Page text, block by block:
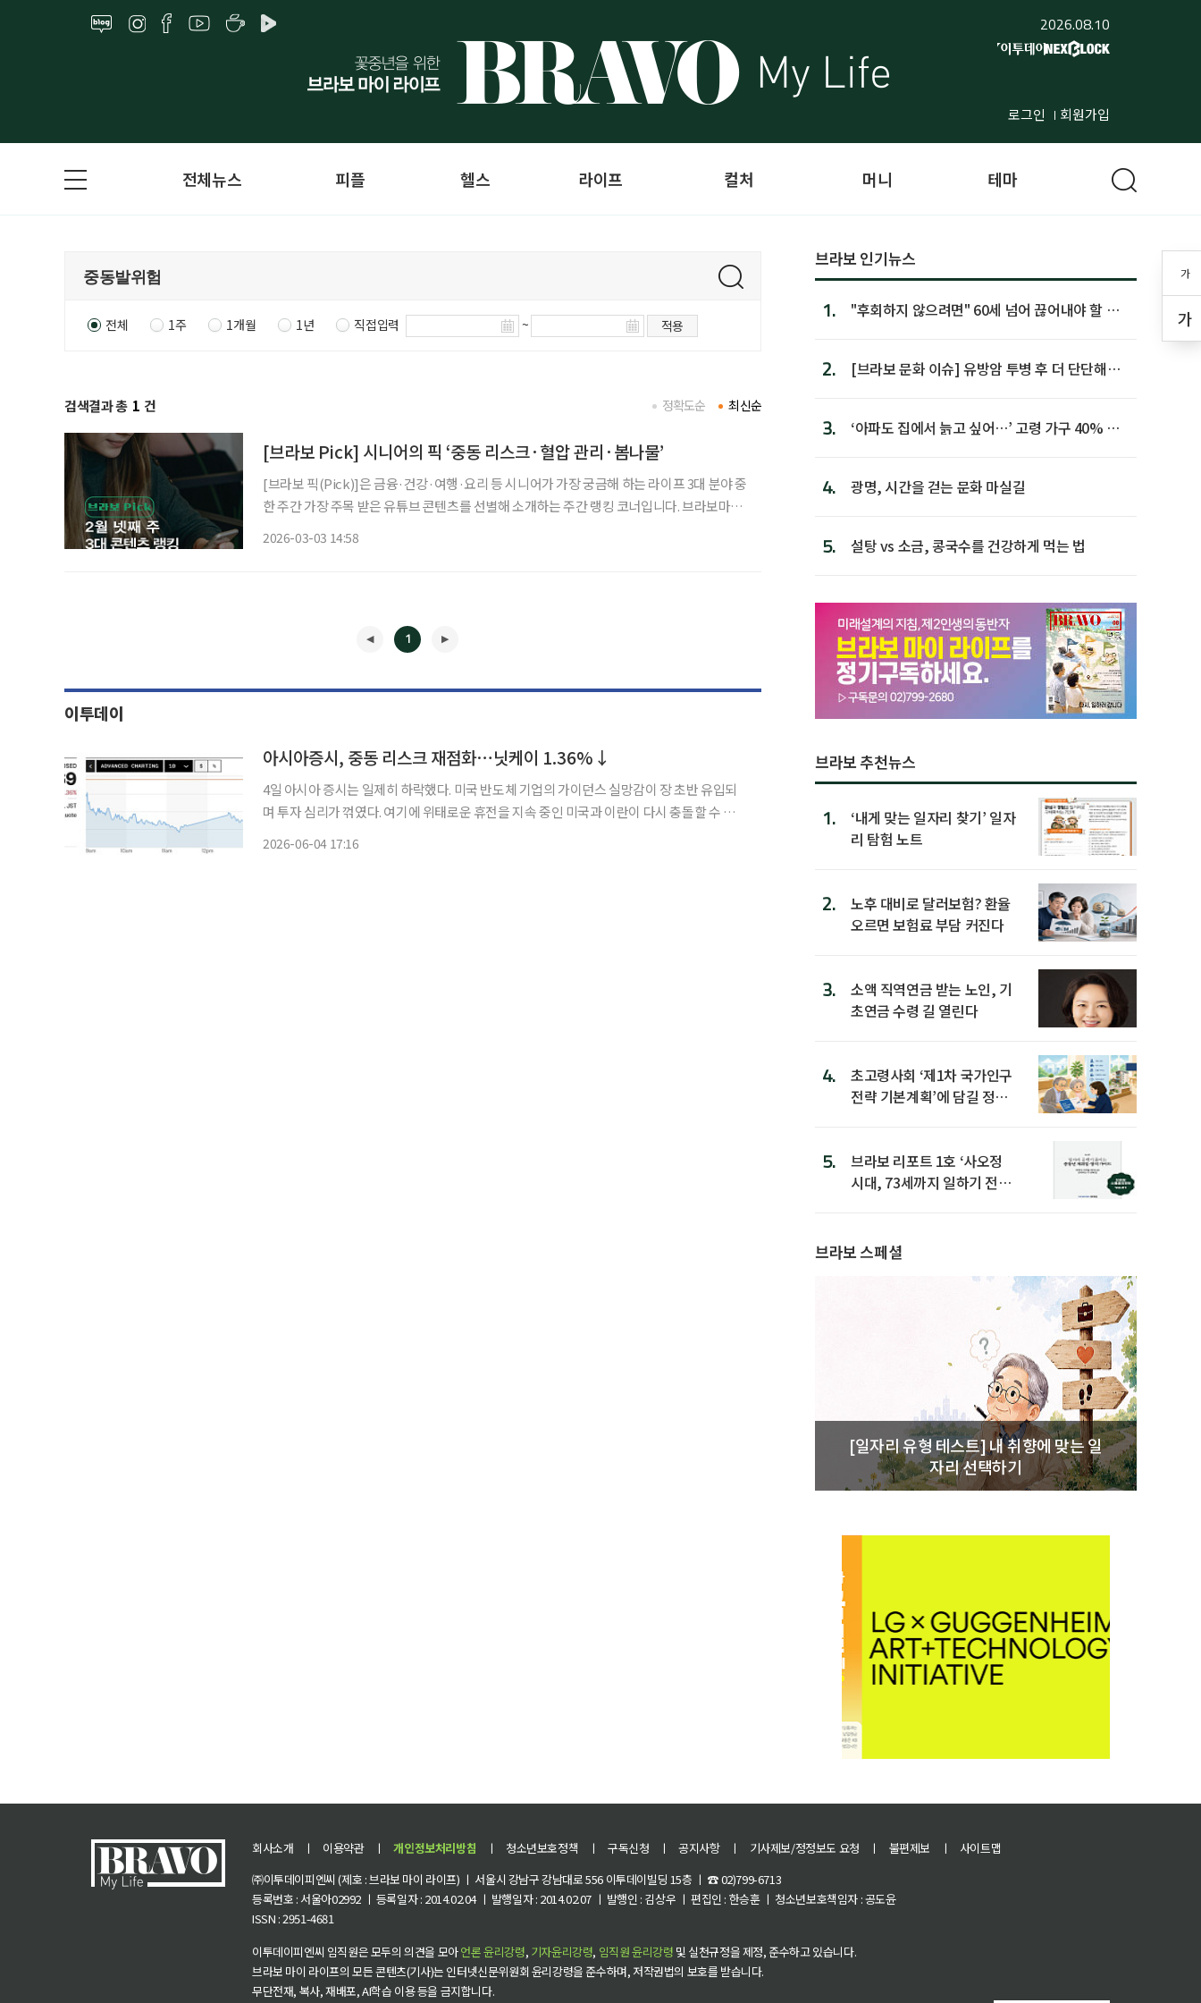
2026.08.10
로그인 회원가입
가
가
전체뉴스 피플 헬스 라이프 컬처 머니 테마
전체 1주 1개월 1년 직접입력 ~ 적용
검색결과 총 1 건 최신순
정확도순
[브라보 Pick] 시니어의 픽 ‘중동 리스크·혈압 관리·봄나물’
[브라보 픽(Pick)]은 금융·건강·여행·요리 등 시니어가 가장 궁금해 하는 라이프 3대 분야 중
한 주간 가장 주목 받은 유튜브 콘텐츠를 선별해 소개하는 주간 랭킹 코너입니다. 브라보마이
2026-03-03 14:58
1
이투데이
아시아증시, 중동 리스크 재점화⋯닛케이 1.36%↓
4일 아시아 증시는 일제히 하락했다. 미국 반도체 기업의 가이던스 실망감이 장 초반 유입되
며 투자 심리가 꺾였다. 여기에 위태로운 휴전을 지속 중인 미국과 이란이 다시 충돌할 수 있다
2026-06-04 17:16
브라보 인기뉴스
1.
"후회하지 않으려면" 60세 넘어 끊어내야 할 사
2.
[브라보 문화 이슈] 유방암 투병 후 더 단단해진
3.
‘아파도 집에서 늙고 싶어…’ 고령 가구 40% 노
4. 광명, 시간을 걷는 문화 마실길
5. 설탕 vs 소금, 콩국수를 건강하게 먹는 법
브라보 추천뉴스
1.
‘내게 맞는 일자리 찾기’ 일자
리 탐험 노트
2.
노후 대비로 달러보험? 환율
오르면 보험료 부담 커진다
3.
소액 직역연금 받는 노인, 기
초연금 수령 길 열린다
4.
초고령사회 ‘제1차 국가인구
전략 기본계획’에 담길 정책
5.
브라보 리포트 1호 ‘사오정
시대, 73세까지 일하기 전략’
브라보 스페셜
[일자리 유형 테스트] 내 취향에 맞는 일
자리 선택하기
회사소개 ㅣ 이용약관 ㅣ 개인정보처리방침 ㅣ 청소년보호정책 ㅣ 구독신청 ㅣ 공지사항 ㅣ 기사제보/정정보도 요청 ㅣ 불편제보 ㅣ
사이트맵
㈜이투데이피엔씨 (제호 : 브라보 마이 라이프) ㅣ 서울시 강남구 강남대로 556 이투데이빌딩 15층 ㅣ ☎ 02)799-6713
등록번호 : 서울아02992 ㅣ 등록일자 : 2014.02.04 ㅣ 발행일자 : 2014.02.07 ㅣ 발행인 : 김상우 ㅣ 편집인 : 한승훈 ㅣ 청소년보호책임자 : 공도윤
ISSN : 2951-4681
이투데이피엔씨 임직원은 모두의 의견을 모아언론 윤리강령, 기자윤리강령, 임직원 윤리강령 및 실천규정을 제정, 준수하고 있습니다.
브라보 마이 라이프의 모든 콘텐츠(기사)는 인터넷신문위원회 윤리강령을 준수하며, 저작권법의 보호를 받습니다.
무단전재, 복사, 재배포, AI학습 이용 등을 금지합니다.